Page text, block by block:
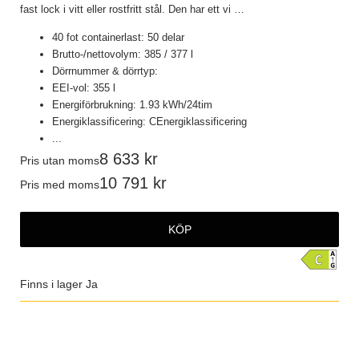
fast lock i vitt eller rostfritt stål. Den har ett vi
40 fot containerlast: 50 delar
Brutto-/nettovolym: 385 / 377 l
Dörrnummer & dörrtyp:
EEI-vol: 355 l
Energiförbrukning: 1.93 kWh/24tim
Energiklassificering: CEnergiklassificering
Pris utan moms8 633
Pris med moms10 791
KÖP
Finns i lager Ja